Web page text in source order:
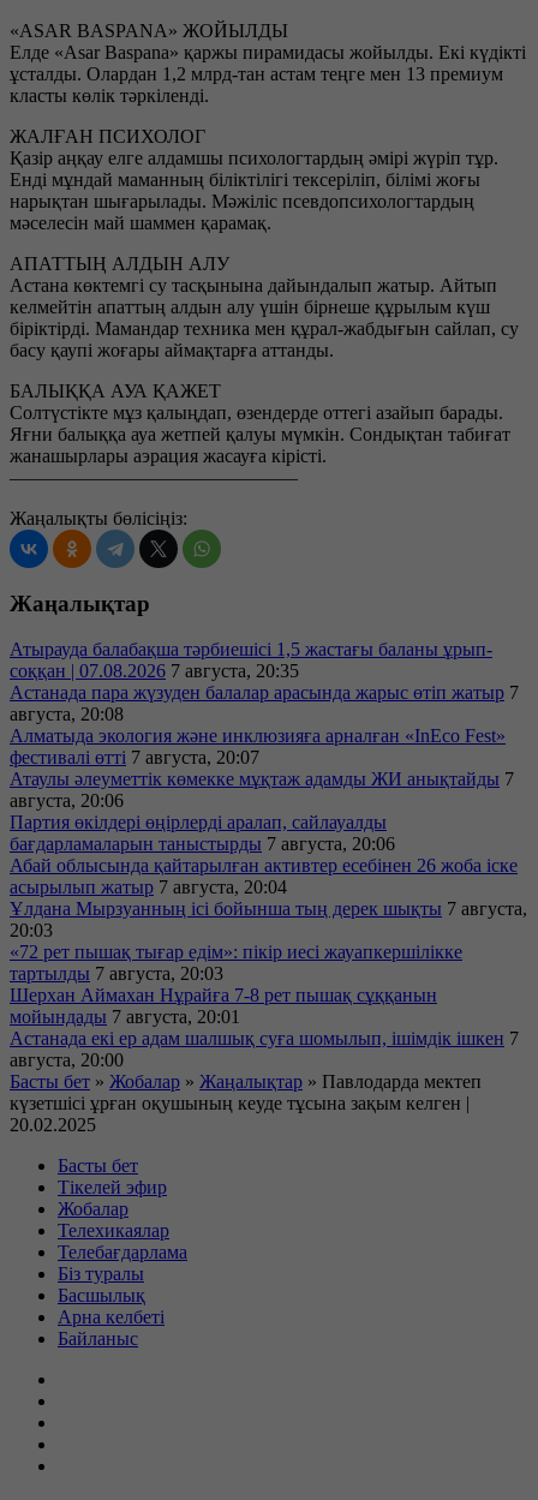
«ASAR BASPANA» ЖОЙЫЛДЫ
Елде «Asar Baspana» қаржы пирамидасы жойылды. Екі күдікті
ұсталды. Олардан 1,2 млрд-тан астам теңге мен 13 премиум
класты көлік тәркіленді.
ЖАЛҒАН ПСИХОЛОГ
Қазір аңқау елге алдамшы психологтардың әмірі жүріп тұр.
Енді мұндай маманның біліктілігі тексеріліп, білімі жоғы
нарықтан шығарылады. Мәжіліс псевдопсихологтардың
мәселесін май шаммен қарамақ.
АПАТТЫҢ АЛДЫН АЛУ
Астана көктемгі су тасқынына дайындалып жатыр. Айтып
келмейтін апаттың алдын алу үшін бірнеше құрылым күш
біріктірді. Мамандар техника мен құрал-жабдығын сайлап, су
басу қаупі жоғары аймақтарға аттанды.
БАЛЫҚҚА АУА ҚАЖЕТ
Солтүстікте мұз қалыңдап, өзендерде оттегі азайып барады.
Яғни балыққа ауа жетпей қалуы мүмкін. Сондықтан табиғат
жанашырлары аэрация жасауға кірісті.
———————————————
Жаңалықты бөлісіңіз:
Жаңалықтар
Атырауда балабақша тәрбиешісі 1,5 жастағы баланы ұрып-
соққан | 07.08.2026 7 августа, 20:35
Астанада пара жүзуден балалар арасында жарыс өтіп жатыр 7
августа, 20:08
Алматыда экология және инклюзияға арналған «InEco Fest»
фестивалі өтті 7 августа, 20:07
Атаулы әлеуметтік көмекке мұқтаж адамды ЖИ анықтайды 7
августа, 20:06
Партия өкілдері өңірлерді аралап, сайлауалды
бағдарламаларын таныстырды 7 августа, 20:06
Абай облысында қайтарылған активтер есебінен 26 жоба іске
асырылып жатыр 7 августа, 20:04
Ұлдана Мырзуанның ісі бойынша тың дерек шықты 7 августа,
20:03
«72 рет пышақ тығар едім»: пікір иесі жауапкершілікке
тартылды 7 августа, 20:03
Шерхан Аймахан Нұрайға 7-8 рет пышақ сұққанын
мойындады 7 августа, 20:01
Астанада екі ер адам шалшық суға шомылып, ішімдік ішкен 7
августа, 20:00
Басты бет » Жобалар » Жаңалықтар » Павлодарда мектеп
күзетшісі ұрған оқушының кеуде тұсына зақым келген |
20.02.2025
Басты бет
Тікелей эфир
Жобалар
Телехикаялар
Телебағдарлама
Біз туралы
Басшылық
Арна келбеті
Байланыс